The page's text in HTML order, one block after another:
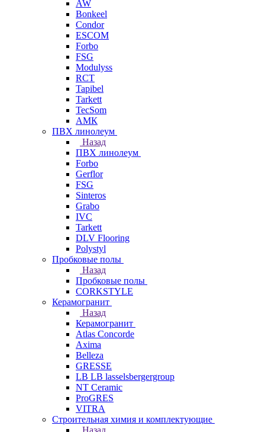
AW
Bonkeel
Condor
ESCOM
Forbo
FSG
Modulyss
RCT
Tapibel
Tarkett
TecSom
АМК
ПВХ линолеум
Назад
ПВХ линолеум
Forbo
Gerflor
FSG
Sinteros
Grabo
IVC
Tarkett
DLV Flooring
Polystyl
Пробковые полы
Назад
Пробковые полы
CORKSTYLE
Керамогранит
Назад
Керамогранит
Atlas Concorde
Axima
Belleza
GRESSE
LB LB lasselsbergergroup
NT Ceramic
ProGRES
VITRA
Строительная химия и комплектующие
Назад